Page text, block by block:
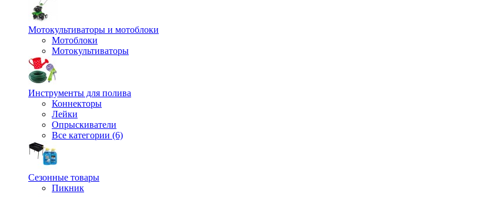
Мотокультиваторы и мотоблоки
Мотоблоки
Мотокультиваторы
Инструменты для полива
Коннекторы
Лейки
Опрыскиватели
Все категории (6)
Сезонные товары
Пикник